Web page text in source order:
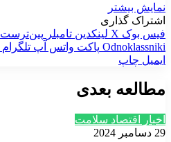
نمایش بیشتر
اشتراک گذاری
فیس بوک X لینکدین ‫تامبلر ‫پین‌ترست
‫Odnoklassniki پاکت واتس آپ تلگرام
ایمیل چاپ
مطالعه بعدی
اخبار اقتصاد سلامت
29 دسامبر 2024